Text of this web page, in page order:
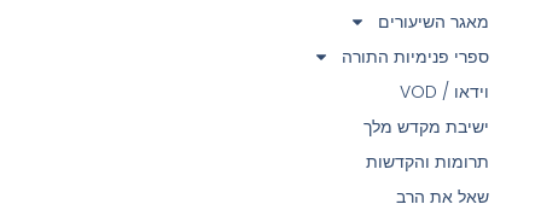
מאגר השיעורים
ספרי פנימיות התורה
וידאו / VOD
ישיבת מקדש מלך
תרומות והקדשות
שאל את הרב